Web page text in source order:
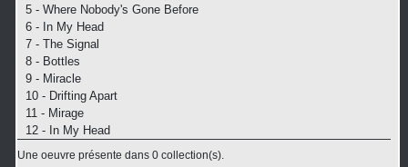
5 - Where Nobody's Gone Before
6 - In My Head
7 - The Signal
8 - Bottles
9 - Miracle
10 - Drifting Apart
11 - Mirage
12 - In My Head
Une oeuvre présente dans 0 collection(s).